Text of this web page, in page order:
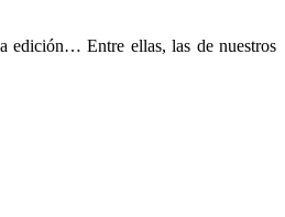
edición… Entre ellas, las de nuestros